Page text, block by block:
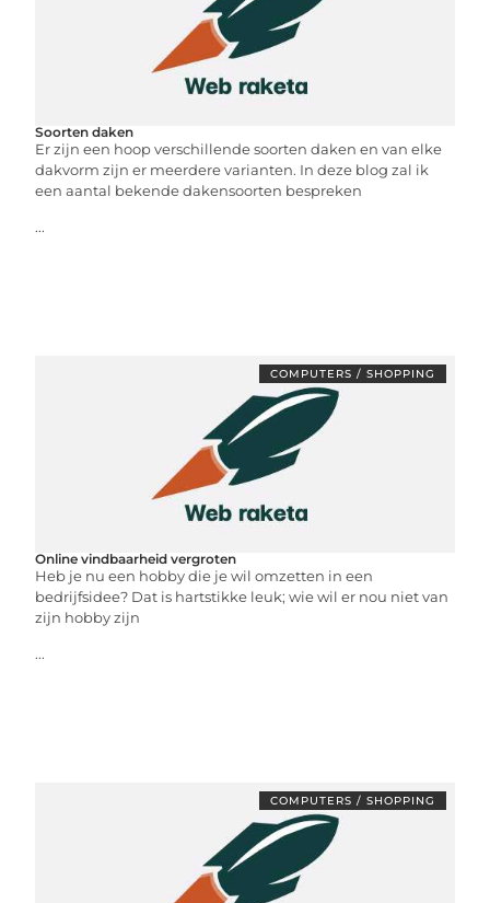
Soorten daken
Er zijn een hoop verschillende soorten daken en van elke
dakvorm zijn er meerdere varianten. In deze blog zal ik
een aantal bekende dakensoorten bespreken
...
COMPUTERS / SHOPPING
Online vindbaarheid vergroten
Heb je nu een hobby die je wil omzetten in een
bedrijfsidee? Dat is hartstikke leuk; wie wil er nou niet van
zijn hobby zijn
...
COMPUTERS / SHOPPING